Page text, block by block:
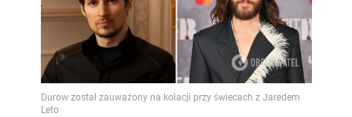
Durow został zauważony na kolacji przy świecach z Jaredem
Leto